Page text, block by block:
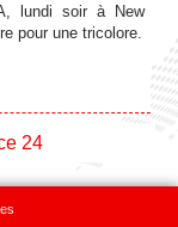
lundi soir à New
pour une tricolore.
24